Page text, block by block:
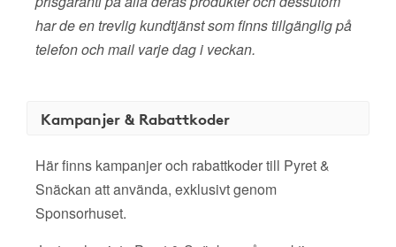
har de en trevlig kundtjänst som finns tillgänglig på
telefon och mail varje dag i veckan.
Kampanjer & Rabattkoder
Här finns kampanjer och rabattkoder till Pyret &
Snäckan att använda, exklusivt genom
Sponsorhuset.